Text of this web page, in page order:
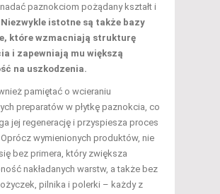
paznokciom pożądany kształt i
Niezwykle istotne są także bazy
które wzmacniają strukturę
i zapewniają mu większą
na uszkodzenia.
pamiętać o wcieraniu
preparatów w płytkę paznokcia, co
jej regenerację i przyspiesza proces
Oprócz wymienionych produktów, nie
bez primera, który zwiększa
nakładanych warstw, a także bez
pilnika i polerki – każdy z